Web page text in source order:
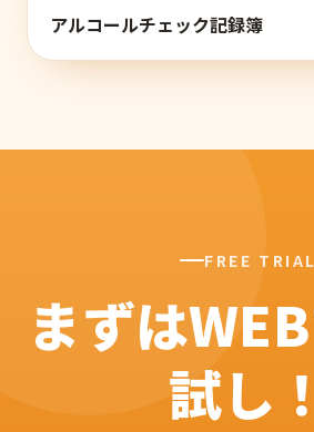
アルコールチェック記録簿
FREE TRIAL
まずは
試し！